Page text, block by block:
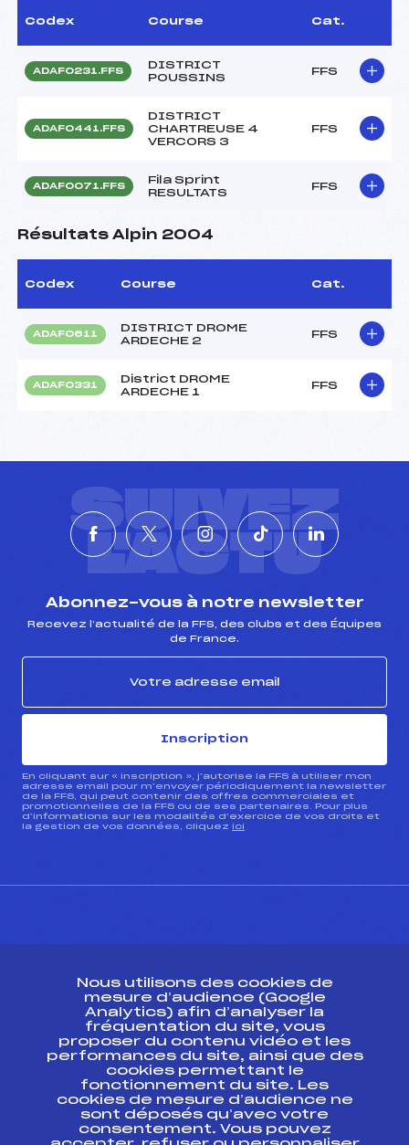
Codex Course Cat.
ADAF0231.FFS
DISTRICT
POUSSINS
FFS
ADAF0441.FFS
DISTRICT
CHARTREUSE 4
VERCORS 3
FFS
ADAF0071.FFS
Fila Sprint
RESULTATS
FFS
Résultats Alpin 2004
Codex Course Cat.
ADAF0611
DISTRICT DROME
ARDECHE 2
FFS
ADAF0331
District DROME
ARDECHE 1
FFS
SUIVEZ
L'ACTU
Abonnez-vous à notre newsletter
Recevez l’actualité de la FFS, des clubs et des Équipes
de France.
Inscription
En cliquant sur « inscription », j’autorise la FFS à utiliser mon
adresse email pour m’envoyer périodiquement la newsletter
de la FFS, qui peut contenir des offres commerciales et
promotionnelles de la FFS ou de ses partenaires. Pour plus
d’informations sur les modalités d’exercice de vos droits et
la gestion de vos données, cliquez ici
ESPACE PRESSE
Ressources
Pass’Neige
Projet sportif fédéral
Projet de performance fédéral
Antidopage
Pôle Développement, Formation, Suivi
Nous utilisons des cookies de
mesure d’audience (Google
Analytics) afin d’analyser la
fréquentation du site, vous
proposer du contenu vidéo et les
performances du site, ainsi que des
cookies permettant le
fonctionnement du site. Les
cookies de mesure d’audience ne
sont déposés qu’avec votre
consentement. Vous pouvez